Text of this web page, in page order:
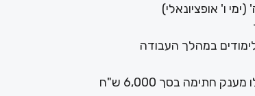
ו' אופציונאלי)
במהלך העבודה
חתימה בסך 6,000 ש"ח